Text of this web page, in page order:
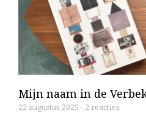
Mijn naam in de
22 augustus 2023 2 reacties